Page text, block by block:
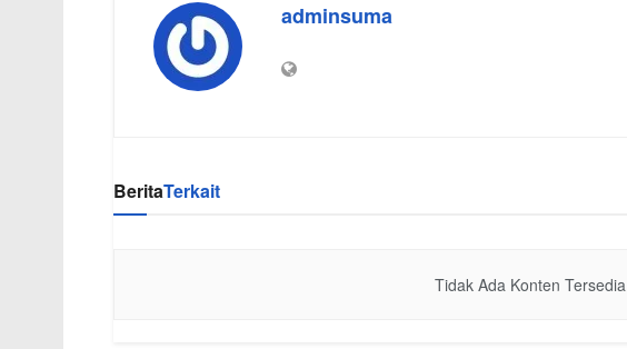
adminsuma
BeritaTerkait
Tidak Ada Konten Tersedia